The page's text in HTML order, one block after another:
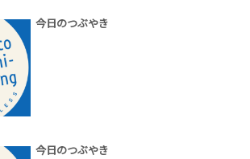
今日のつぶやき
今日のつぶやき